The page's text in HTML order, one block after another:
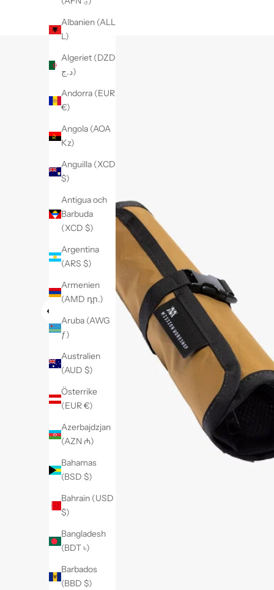
Albanien (ALL
L)
Algeriet (DZD
د.ج)
Andorra (EUR
€)
Angola (AOA
Kz)
Anguilla (XCD
$)
Antigua och
Barbuda
(XCD $)
Argentina
(ARS $)
Armenien
(AMD դր.)
Aruba (AWG
ƒ)
Australien
(AUD $)
Österrike
(EUR €)
Azerbajdzjan
(AZN ₼)
Bahamas
(BSD $)
Bahrain (USD
$)
Bangladesh
(BDT ৳)
Barbados
(BBD $)